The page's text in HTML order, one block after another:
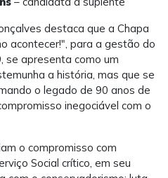
destaca que a Chapa
acontecer!", para a gestão do
se apresenta como um
a história, mas que se
o legado de 90 anos de
inegociável com o
o compromisso com
Social crítico, em seu